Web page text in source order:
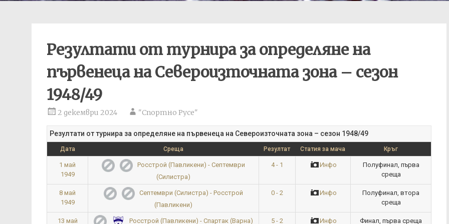
Резултати от турнира за определяне на
първенеца на Североизточната зона – сезон
1948/49
2 декември 2024 "Спортно Русе"
Резултати от турнира за определяне на първенеца на Североизточната зона – сезон 1948/49
Дата Среща Резултат Статия за мача Кръг
1 май
1949
Росстрой (Павликени) - Септември
(Силистра)
4 - 1 Инфо
Полуфинал, първа
среща
8 май
1949
Септември (Силистра) - Росстрой
(Павликени)
0 - 2 Инфо
Полуфинал, втора
среща
13 май Росстрой (Павликени) - Спартак (Варна) 5 - 2 Инфо Финал, първа среща